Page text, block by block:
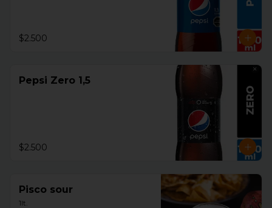
$2.500
Pepsi Zero 1,5
$2.500
Pisco sour
1lt.